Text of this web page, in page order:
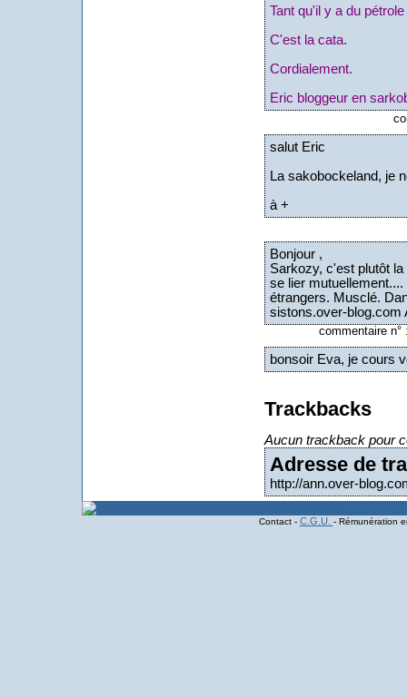
Tant qu'il y a du pétrole
C'est la cata.
Cordialement.
Eric bloggeur en
salut Eric
La sakobockeland, je
à +
Bonjour ,
Sarkozy, c'est plutôt
se lier
étrangers. Musclé.
sistons.over-blog.com
commentaire
bonsoir Eva, je cours
Trackbacks
Aucun trackback pour
Adresse de
http://ann.over-
Contact - C.G.U. - Rémunération